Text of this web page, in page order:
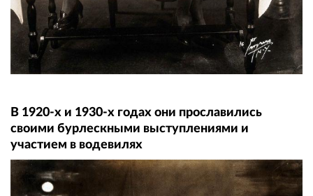
В 1920-х и 1930-х годах они прославились
своими бурлескными выступлениями и
участием в водевилях